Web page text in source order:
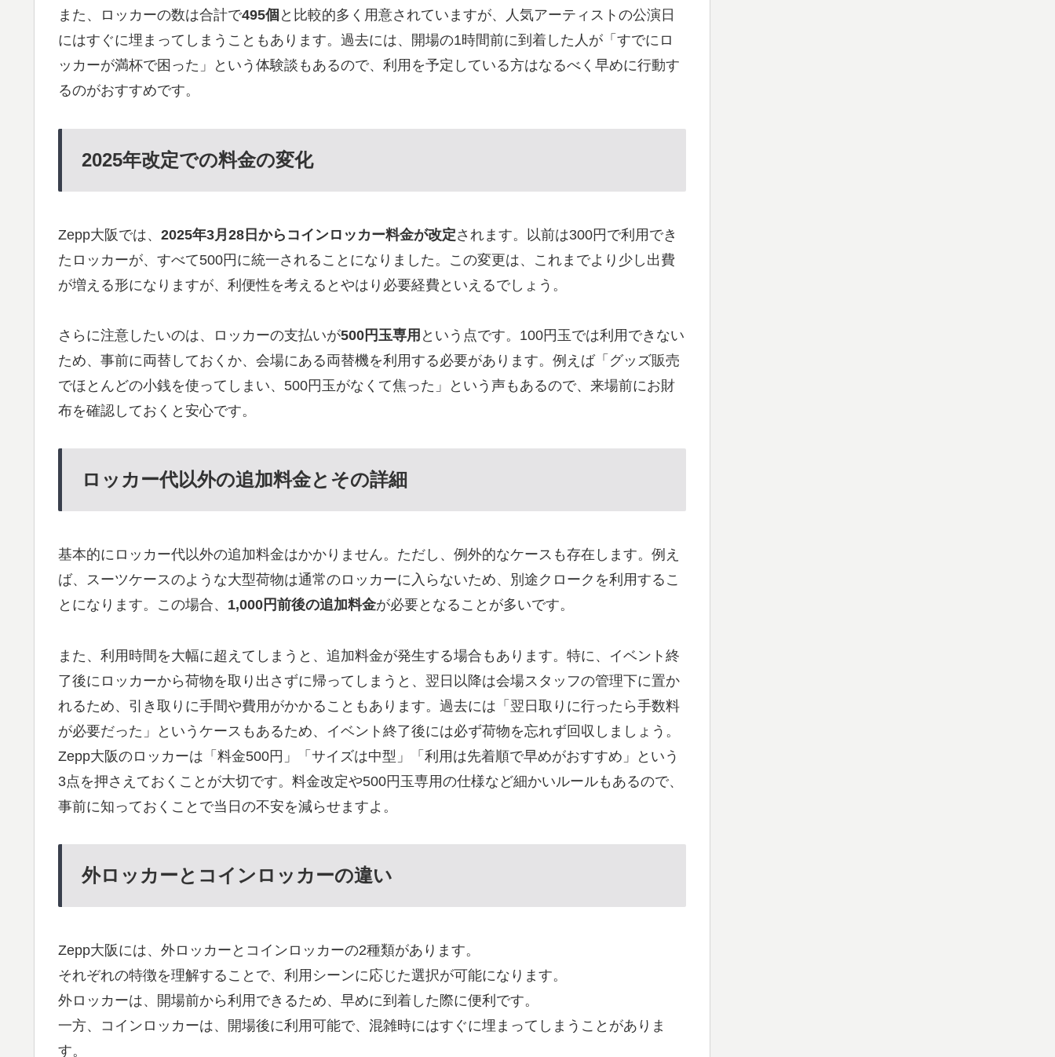
また、ロッカーの数は合計で495個 と比較的多く用意されていますが、人気アーティストの公演日
にはすぐに埋まってしまうこともあります。過去には、開場の1時間前に到着した人が「すでにロ
ッカーが満杯で困った」という体験談もあるので、利用を予定している方はなるべく早めに行動す
るのがおすすめです。
2025年改定での料金の変化
Zepp大阪では、 2025年3月28日からコインロッカー料金が改定されます。以前は300円で利用でき
たロッカーが、すべて500円に統一されることになりました。この変更は、これまでより少し出費
が増える形になりますが、利便性を考えるとやはり必要経費といえるでしょう。
さらに注意したいのは、ロッカーの支払いが500円玉専用 という点です。100円玉では利用できない
ため、事前に両替しておくか、会場にある両替機を利用する必要があります。例えば「グッズ販売
でほとんどの小銭を使ってしまい、500円玉がなくて焦った」という声もあるので、来場前にお財
布を確認しておくと安心です。
ロッカー代以外の追加料金とその詳細
基本的にロッカー代以外の追加料金はかかりません。ただし、例外的なケースも存在します。例え
ば、スーツケースのような大型荷物は通常のロッカーに入らないため、別途クロークを利用するこ
とになります。この場合、 1,000円前後の追加料金が必要となることが多いです。
また、利用時間を大幅に超えてしまうと、追加料金が発生する場合もあります。特に、イベント終
了後にロッカーから荷物を取り出さずに帰ってしまうと、翌日以降は会場スタッフの管理下に置か
れるため、引き取りに手間や費用がかかることもあります。過去には「翌日取りに行ったら手数料
が必要だった」というケースもあるため、イベント終了後には必ず荷物を忘れず回収しましょう。
Zepp大阪のロッカーは「料金500円」「サイズは中型」「利用は先着順で早めがおすすめ」という
3点を押さえておくことが大切です。料金改定や500円玉専用の仕様など細かいルールもあるので、
事前に知っておくことで当日の不安を減らせますよ。
外ロッカーとコインロッカーの違い
Zepp大阪には、外ロッカーとコインロッカーの2種類があります。
それぞれの特徴を理解することで、利用シーンに応じた選択が可能になります。
外ロッカーは、開場前から利用できるため、早めに到着した際に便利です。
一方、コインロッカーは、開場後に利用可能で、混雑時にはすぐに埋まってしまうことがありま
す。